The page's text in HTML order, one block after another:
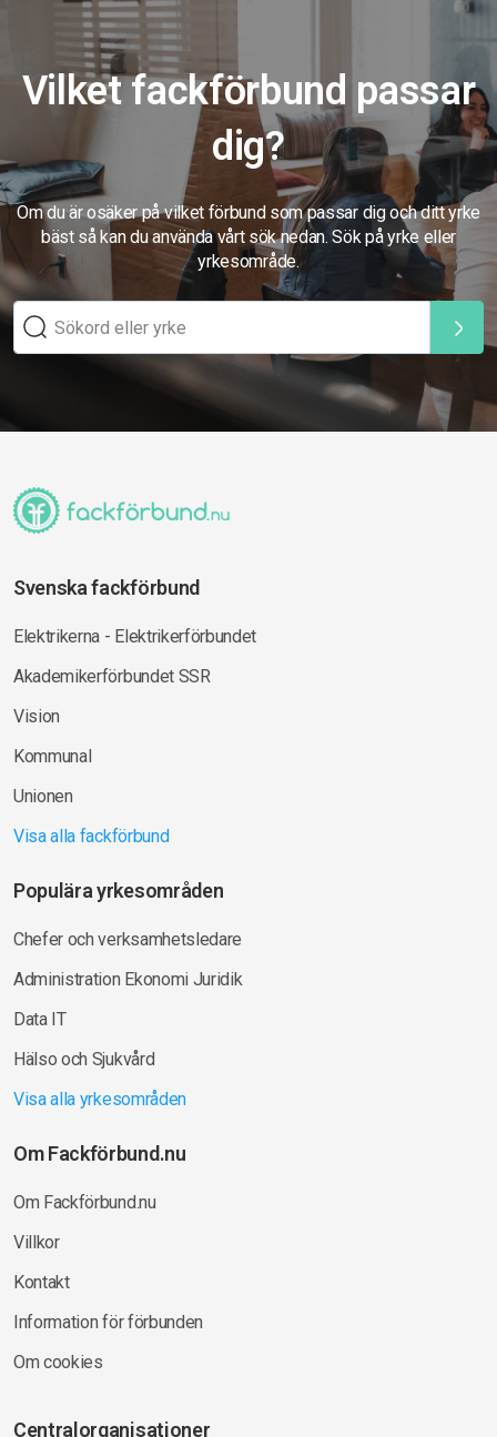
Vilket fackförbund passar
dig?
Om du är osäker på vilket förbund som passar dig och ditt yrke
bäst så kan du använda vårt sök nedan. Sök på yrke eller
yrkesområde.
Svenska fackförbund
Elektrikerna - Elektrikerförbundet
Akademikerförbundet SSR
Vision
Kommunal
Unionen
Visa alla fackförbund
Populära yrkesområden
Chefer och verksamhetsledare
Administration Ekonomi Juridik
Data IT
Hälso och Sjukvård
Visa alla yrkesområden
Om Fackförbund.nu
Om Fackförbund.nu
Villkor
Kontakt
Information för förbunden
Om cookies
Centralorganisationer